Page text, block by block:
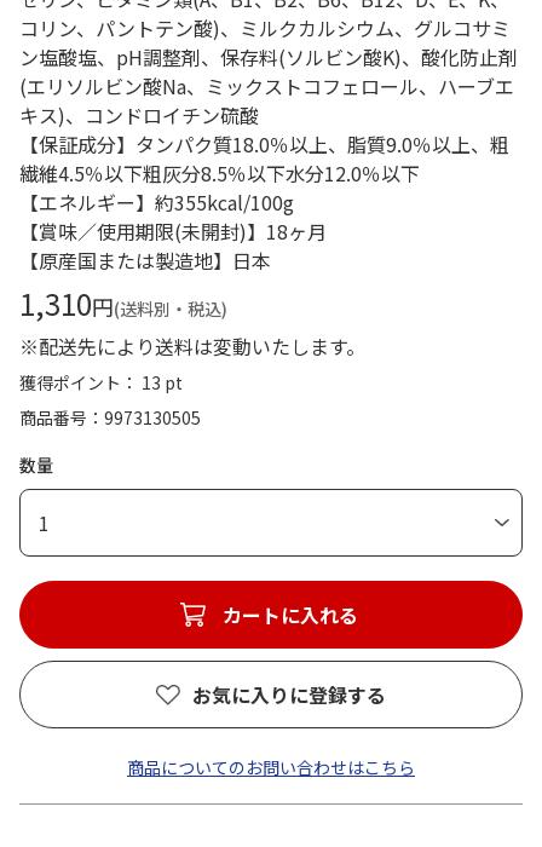
コリン、パントテン酸)、ミルクカルシウム、グルコサミ
ン塩酸塩、pH調整剤、保存料(ソルビン酸K)、酸化防止剤
(エリソルビン酸Na、ミックストコフェロール、ハーブエ
キス)、コンドロイチン硫酸
【保証成分】タンパク質18.0％以上、脂質9.0％以上、粗
繊維4.5％以下粗灰分8.5％以下水分12.0％以下
【エネルギー】約355kcal/100g
【賞味／使用期限(未開封)】18ヶ月
【原産国または製造地】日本
1,310円(送料別・税込)
※配送先により送料は変動いたします。
獲得ポイント： 13 pt
商品番号
9973130505
数量
1
カートに入れる
お気に入りに登録する
商品についてのお問い合わせはこちら